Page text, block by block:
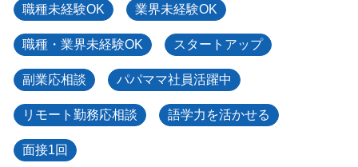
職種未経験OK 業界未経験OK
職種・業界未経験OK スタートアップ
副業応相談 パパママ社員活躍中
リモート勤務応相談 語学力を活かせる
面接1回